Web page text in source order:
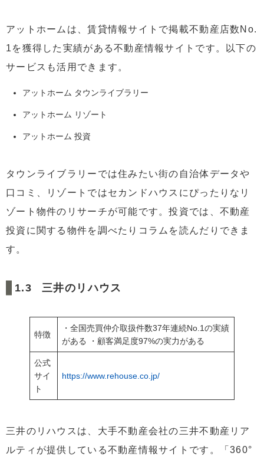
アットホームは、賃貸情報サイトで掲載不動産店数No.
1を獲得した実績がある不動産情報サイトです。以下の
サービスも活用できます。
アットホーム タウンライブラリー
アットホーム リゾート
アットホーム 投資
タウンライブラリーでは住みたい街の自治体データや
口コミ、リゾートではセカンドハウスにぴったりなリ
ゾート物件のリサーチが可能です。投資では、不動産
投資に関する物件を調べたりコラムを読んだりできま
す。
三井のリハウス
特徴
・全国売買仲介取扱件数37年連続No.1の実績
がある ・顧客満足度97%の実力がある
公式
サイ
ト
https://www.rehouse.co.jp/
三井のリハウスは、大手不動産会社の三井不動産リア
ルティが提供している不動産情報サイトです。「360°